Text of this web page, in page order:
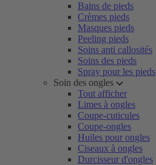
Bains de pieds
Crèmes pieds
Masques pieds
Peeling pieds
Soins anti callosités
Soins des pieds
Spray pour les pieds
Soin des ongles
Tout afficher
Limes à ongles
Coupe-cuticules
Coupe-ongles
Huiles pour ongles
Ciseaux à ongles
Durcisseur d'ongles